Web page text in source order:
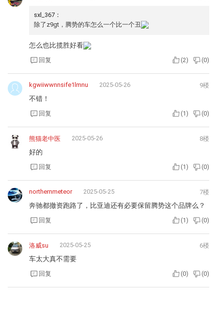
sxl_367：
除了z9gt，腾势的车怎么一个比一个丑
怎么也比揽胜好看
回复 (2) (0)
kgwiiwwnnsife1lmnu 2025-05-26 9楼
不错！
回复 (1 ) (0)
熊猫老中医 2025-05-26 8楼
好的
回复 (1 ) (0)
northernmeteor 2025-05-25 7楼
奔驰都撤资跑路了，比亚迪还有必要保留腾势这个品牌么？
回复 (1 ) (0)
洛威su 2025-05-25 6楼
车太大真不需要
回复 (0) (0)